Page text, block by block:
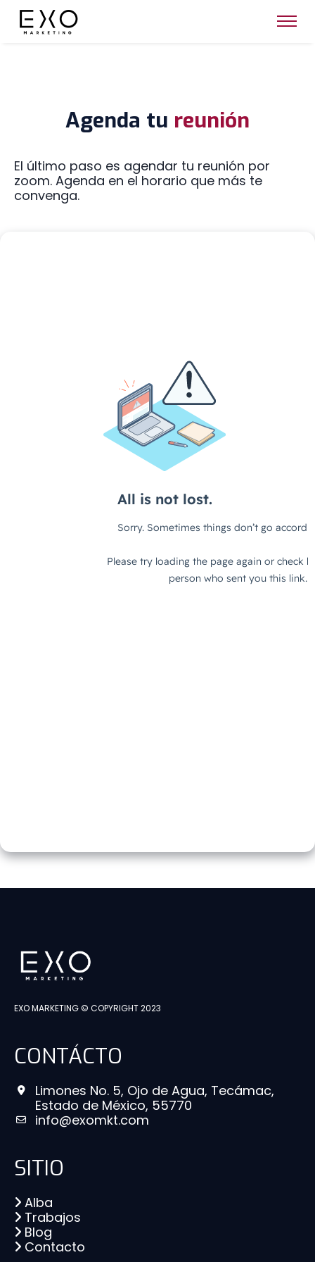
Agenda tu reunión
El último paso es agendar tu reunión por
zoom. Agenda en el horario que más te
convenga.
EXO MARKETING © COPYRIGHT 2023
CONTÁCTO
Limones No. 5, Ojo de Agua, Tecámac,
Estado de México, 55770
info@exomkt.com
SITIO
Alba
Trabajos
Blog
Contacto